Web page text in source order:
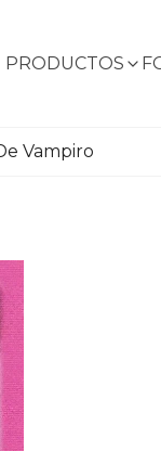
PRODUCTOS
Vampiro